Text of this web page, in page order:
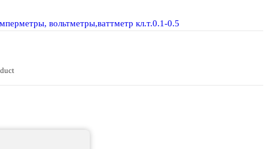
вольтметры,ваттметр кл.т.0.1-0.5